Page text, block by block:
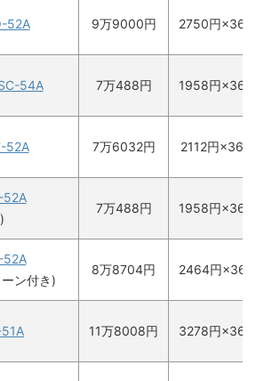
52A 9万9000円 2750円×36
54A 7万488円 1958円×36
52A 7万6032円 2112円×36回
52A
7万488円 1958円×36
52A
ン付き)
8万8704円 2464円×36
11万8008円 3278円×36